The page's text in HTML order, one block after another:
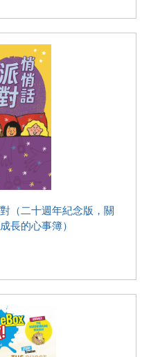
（二十週年紀念版，關
長的心事簿）